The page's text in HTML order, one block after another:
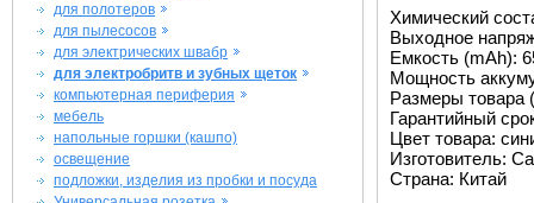
для полотеров
для пылесосов
для электрических швабр
для электробритв и зубных щеток
компьютерная периферия
мебель
напольные горшки (кашпо)
освещение
подложки, изделия из пробки и посуда
Химический
Выходное
Емкость (mAh):
Мощность
Размеры товара
Гарантийный
Цвет товара:
Изготовитель:
Страна: Китай